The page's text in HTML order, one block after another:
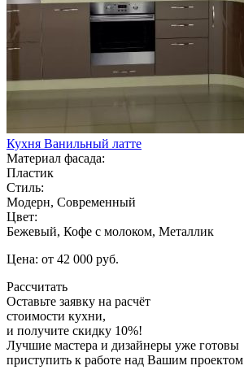
Кухня Ванильный латте
Материал фасада:
Пластик
Стиль:
Модерн, Современный
Цвет:
Бежевый, Кофе с молоком, Металлик
Цена: от 42 000 руб.
Рассчитать
Оставьте заявку на расчёт
стоимости кухни,
и получите скидку 10%!
Лучшие мастера и дизайнеры уже готовы
приступить к работе над Вашим проектом